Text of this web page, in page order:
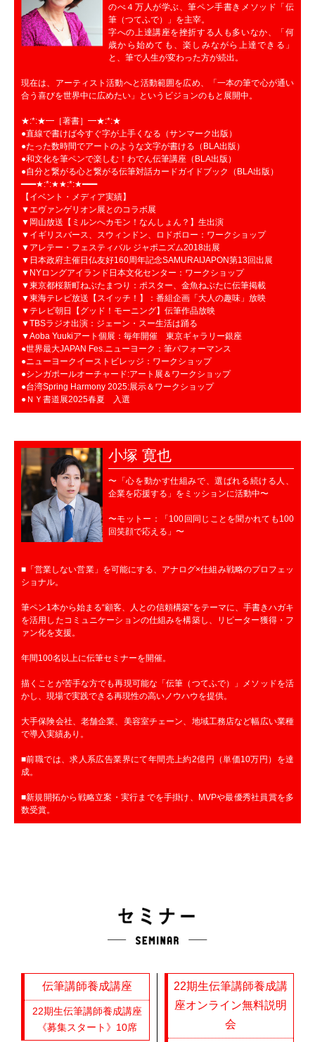
のべ４万人が学ぶ、筆ペン手書きメソッド「伝
筆（つてふで）」を主宰。
字への上達講座を挫折する人も多いなか、「何
歳から始めても、楽しみながら上達できる」
と、筆で人生が変わった方が続出。
現在は、アーティスト活動へと活動範囲を広め、「一本の筆で心が通い
合う喜びを世界中に広めたい」というビジョンのもと展開中。
★:*:★━［著書］━★:*:★
●直線で書けば今すぐ字が上手くなる（サンマーク出版）
●たった数時間でアートのような文字が書ける（BLA出版）
●和文化を筆ペンで楽しむ！わでん伝筆講座（BLA出版）
●自分と繋がる心と繋がる伝筆対話カードガイドブック（BLA出版）
━━━★:*:★★:*:★━━━
【イベント・メディア実績】
▼エヴァンゲリオン展とのコラボ展
▼岡山放送【ミルンへカモン！なんしょん？】生出演
▼イギリスバース、スウィンドン、ロドボロー：ワークショップ
▼アレテー・フェスティバル ジャポニズム2018出展
▼日本政府主催日仏友好160周年記念SAMURAIJAPON第13回出展
▼NYロングアイランド日本文化センター：ワークショップ
▼東京都桜新町ねぶたまつり：ポスター、金魚ねぶたに伝筆掲載
▼東海テレビ放送【スイッチ！】：番組企画「大人の趣味」放映
▼テレビ朝日【グッド！モーニング】伝筆作品放映
▼TBSラジオ出演：ジェーン・スー生活は踊る
▼Aoba Yuukiアート個展：毎年開催 東京ギャラリー銀座
●世界最大JAPAN Fes.ニューヨーク：筆パフォーマンス
●ニューヨークイーストビレッジ：ワークショップ
●シンガポールオーチャード:アート展＆ワークショップ
●台湾Spring Harmony 2025:展示＆ワークショップ
●ＮＹ書道展2025春夏 入選
小塚 寛也
〜「心を動かす仕組みで、選ばれる続ける人、
企業を応援する」をミッションに活動中〜
〜モットー：「100回同じことを聞かれても100
回笑顔で応える」〜
■「営業しない営業」を可能にする、アナログ×仕組み戦略のプロフェッ
ショナル。
筆ペン1本から始まる“顧客、人との信頼構築”をテーマに、手書きハガキ
を活用したコミュニケーションの仕組みを構築し、リピーター獲得・フ
ァン化を支援。
年間100名以上に伝筆セミナーを開催。
描くことが苦手な方でも再現可能な「伝筆（つてふで）」メソッドを活
かし、現場で実践できる再現性の高いノウハウを提供。
大手保険会社、老舗企業、美容室チェーン、地域工務店など幅広い業種
で導入実績あり。
■前職では、求人系広告業界にて年間売上約2億円（単価10万円）を達
成。
■新規開拓から戦略立案・実行までを手掛け、MVPや最優秀社員賞を多
数受賞。
伝筆講師養成講座
22期生伝筆講師養成講座
《募集スタート》10席
22期生伝筆講師養成講
座オンライン無料説明
会